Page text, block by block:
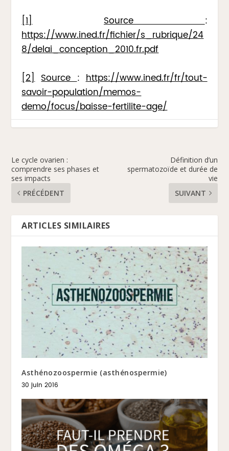
[1] Source:
https://www.ined.fr/fichier/s_rubrique/24
8/delai_conception_2010.fr.pdf
[2] Source:https://www.ined.fr/fr/tout-
savoir-population/memos-
demo/focus/baisse-fertilite-age/
Le cycle ovarien :
comprendre ses phases et
ses impacts
PRÉCÉDENT
Définition d’un
spermatozoïde et durée de
vie
SUIVANT
ARTICLES SIMILAIRES
Asthénozoospermie (asthénospermie)
30 juin 2016